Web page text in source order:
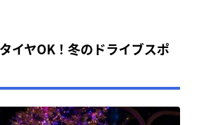
イヤOK！冬のドライブスポ